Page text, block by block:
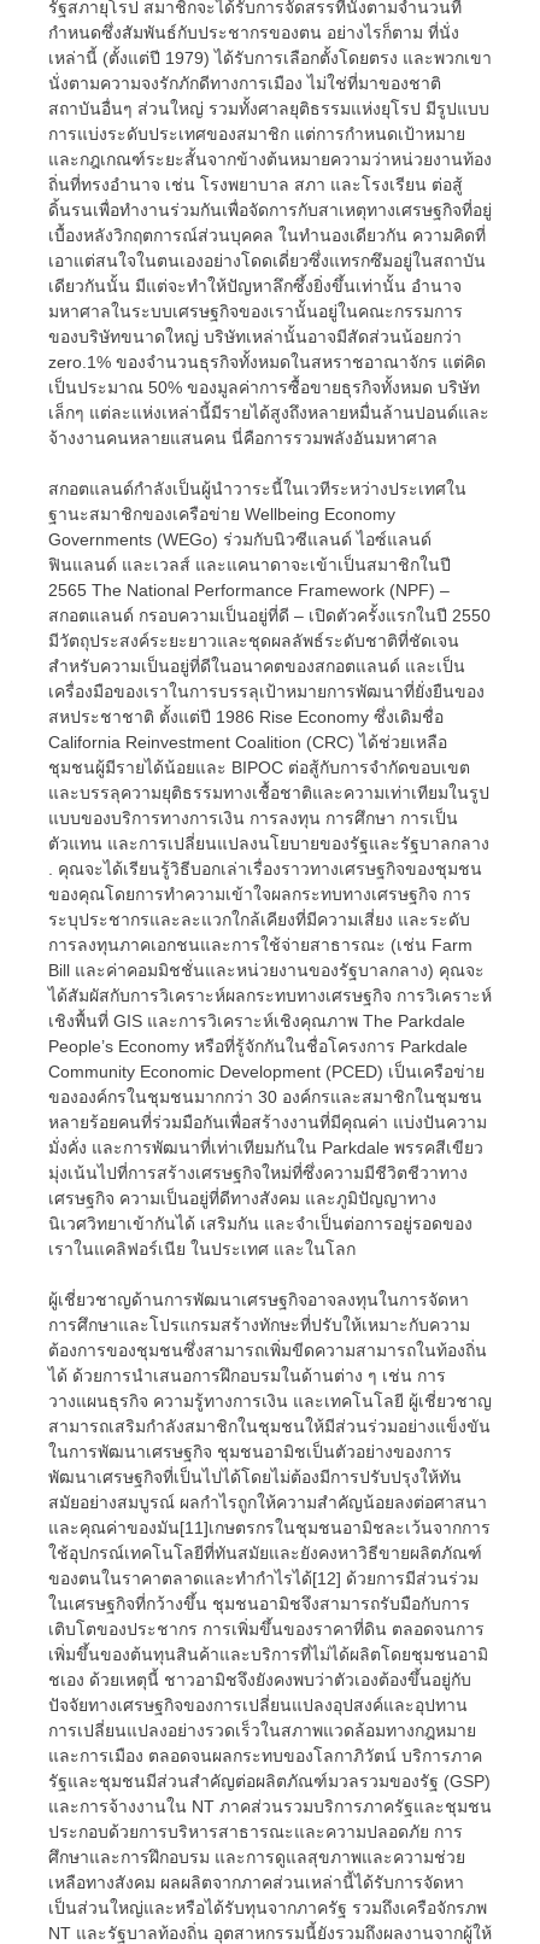
รัฐสภายุโรป สมาชิกจะได้รับการจัดสรรที่นั่งตามจำนวนที่
กำหนดซึ่งสัมพันธ์กับประชากรของตน อย่างไรก็ตาม ที่นั่ง
เหล่านี้ (ตั้งแต่ปี 1979) ได้รับการเลือกตั้งโดยตรง และพวกเขา
นั่งตามความจงรักภักดีทางการเมือง ไม่ใช่ที่มาของชาติ
สถาบันอื่นๆ ส่วนใหญ่ รวมทั้งศาลยุติธรรมแห่งยุโรป มีรูปแบบ
การแบ่งระดับประเทศของสมาชิก แต่การกำหนดเป้าหมาย
และกฎเกณฑ์ระยะสั้นจากข้างต้นหมายความว่าหน่วยงานท้อง
ถิ่นที่ทรงอำนาจ เช่น โรงพยาบาล สภา และโรงเรียน ต่อสู้
ดิ้นรนเพื่อทำงานร่วมกันเพื่อจัดการกับสาเหตุทางเศรษฐกิจที่อยู่
เบื้องหลังวิกฤตการณ์ส่วนบุคคล ในทำนองเดียวกัน ความคิดที่
เอาแต่สนใจในตนเองอย่างโดดเดี่ยวซึ่งแทรกซึมอยู่ในสถาบัน
เดียวกันนั้น มีแต่จะทำให้ปัญหาลึกซึ้งยิ่งขึ้นเท่านั้น อำนาจ
มหาศาลในระบบเศรษฐกิจของเรานั้นอยู่ในคณะกรรมการ
ของบริษัทขนาดใหญ่ บริษัทเหล่านั้นอาจมีสัดส่วนน้อยกว่า
zero.1% ของจำนวนธุรกิจทั้งหมดในสหราชอาณาจักร แต่คิด
เป็นประมาณ 50% ของมูลค่าการซื้อขายธุรกิจทั้งหมด บริษัท
เล็กๆ แต่ละแห่งเหล่านี้มีรายได้สูงถึงหลายหมื่นล้านปอนด์และ
จ้างงานคนหลายแสนคน นี่คือการรวมพลังอันมหาศาล
สกอตแลนด์กำลังเป็นผู้นำวาระนี้ในเวทีระหว่างประเทศใน
ฐานะสมาชิกของเครือข่าย Wellbeing Economy
Governments (WEGo) ร่วมกับนิวซีแลนด์ ไอซ์แลนด์
ฟินแลนด์ และเวลส์ และแคนาดาจะเข้าเป็นสมาชิกในปี
2565 The National Performance Framework (NPF) –
สกอตแลนด์ กรอบความเป็นอยู่ที่ดี – เปิดตัวครั้งแรกในปี 2550
มีวัตถุประสงค์ระยะยาวและชุดผลลัพธ์ระดับชาติที่ชัดเจน
สำหรับความเป็นอยู่ที่ดีในอนาคตของสกอตแลนด์ และเป็น
เครื่องมือของเราในการบรรลุเป้าหมายการพัฒนาที่ยั่งยืนของ
สหประชาชาติ ตั้งแต่ปี 1986 Rise Economy ซึ่งเดิมชื่อ
California Reinvestment Coalition (CRC) ได้ช่วยเหลือ
ชุมชนผู้มีรายได้น้อยและ BIPOC ต่อสู้กับการจำกัดขอบเขต
และบรรลุความยุติธรรมทางเชื้อชาติและความเท่าเทียมในรูป
แบบของบริการทางการเงิน การลงทุน การศึกษา การเป็น
ตัวแทน และการเปลี่ยนแปลงนโยบายของรัฐและรัฐบาลกลาง
. คุณจะได้เรียนรู้วิธีบอกเล่าเรื่องราวทางเศรษฐกิจของชุมชน
ของคุณโดยการทำความเข้าใจผลกระทบทางเศรษฐกิจ การ
ระบุประชากรและละแวกใกล้เคียงที่มีความเสี่ยง และระดับ
การลงทุนภาคเอกชนและการใช้จ่ายสาธารณะ (เช่น Farm
Bill และค่าคอมมิชชั่นและหน่วยงานของรัฐบาลกลาง) คุณจะ
ได้สัมผัสกับการวิเคราะห์ผลกระทบทางเศรษฐกิจ การวิเคราะห์
เชิงพื้นที่ GIS และการวิเคราะห์เชิงคุณภาพ The Parkdale
People’s Economy หรือที่รู้จักกันในชื่อโครงการ Parkdale
Community Economic Development (PCED) เป็นเครือข่าย
ขององค์กรในชุมชนมากกว่า 30 องค์กรและสมาชิกในชุมชน
หลายร้อยคนที่ร่วมมือกันเพื่อสร้างงานที่มีคุณค่า แบ่งปันความ
มั่งคั่ง และการพัฒนาที่เท่าเทียมกันใน Parkdale พรรคสีเขียว
มุ่งเน้นไปที่การสร้างเศรษฐกิจใหม่ที่ซึ่งความมีชีวิตชีวาทาง
เศรษฐกิจ ความเป็นอยู่ที่ดีทางสังคม และภูมิปัญญาทาง
นิเวศวิทยาเข้ากันได้ เสริมกัน และจำเป็นต่อการอยู่รอดของ
เราในแคลิฟอร์เนีย ในประเทศ และในโลก
ผู้เชี่ยวชาญด้านการพัฒนาเศรษฐกิจอาจลงทุนในการจัดหา
การศึกษาและโปรแกรมสร้างทักษะที่ปรับให้เหมาะกับความ
ต้องการของชุมชนซึ่งสามารถเพิ่มขีดความสามารถในท้องถิ่น
ได้ ด้วยการนำเสนอการฝึกอบรมในด้านต่าง ๆ เช่น การ
วางแผนธุรกิจ ความรู้ทางการเงิน และเทคโนโลยี ผู้เชี่ยวชาญ
สามารถเสริมกำลังสมาชิกในชุมชนให้มีส่วนร่วมอย่างแข็งขัน
ในการพัฒนาเศรษฐกิจ ชุมชนอามิชเป็นตัวอย่างของการ
พัฒนาเศรษฐกิจที่เป็นไปได้โดยไม่ต้องมีการปรับปรุงให้ทัน
สมัยอย่างสมบูรณ์ ผลกำไรถูกให้ความสำคัญน้อยลงต่อศาสนา
และคุณค่าของมัน[11]เกษตรกรในชุมชนอามิชละเว้นจากการ
ใช้อุปกรณ์เทคโนโลยีที่ทันสมัยและยังคงหาวิธีขายผลิตภัณฑ์
ของตนในราคาตลาดและทำกำไรได้[12] ด้วยการมีส่วนร่วม
ในเศรษฐกิจที่กว้างขึ้น ชุมชนอามิชจึงสามารถรับมือกับการ
เติบโตของประชากร การเพิ่มขึ้นของราคาที่ดิน ตลอดจนการ
เพิ่มขึ้นของต้นทุนสินค้าและบริการที่ไม่ได้ผลิตโดยชุมชนอามิ
ชเอง ด้วยเหตุนี้ ชาวอามิชจึงยังคงพบว่าตัวเองต้องขึ้นอยู่กับ
ปัจจัยทางเศรษฐกิจของการเปลี่ยนแปลงอุปสงค์และอุปทาน
การเปลี่ยนแปลงอย่างรวดเร็วในสภาพแวดล้อมทางกฎหมาย
และการเมือง ตลอดจนผลกระทบของโลกาภิวัตน์ บริการภาค
รัฐและชุมชนมีส่วนสำคัญต่อผลิตภัณฑ์มวลรวมของรัฐ (GSP)
และการจ้างงานใน NT ภาคส่วนรวมบริการภาครัฐและชุมชน
ประกอบด้วยการบริหารสาธารณะและความปลอดภัย การ
ศึกษาและการฝึกอบรม และการดูแลสุขภาพและความช่วย
เหลือทางสังคม ผลผลิตจากภาคส่วนเหล่านี้ได้รับการจัดหา
เป็นส่วนใหญ่และหรือได้รับทุนจากภาครัฐ รวมถึงเครือจักรภพ
NT และรัฐบาลท้องถิ่น อุตสาหกรรมนี้ยังรวมถึงผลงานจากผู้ให้